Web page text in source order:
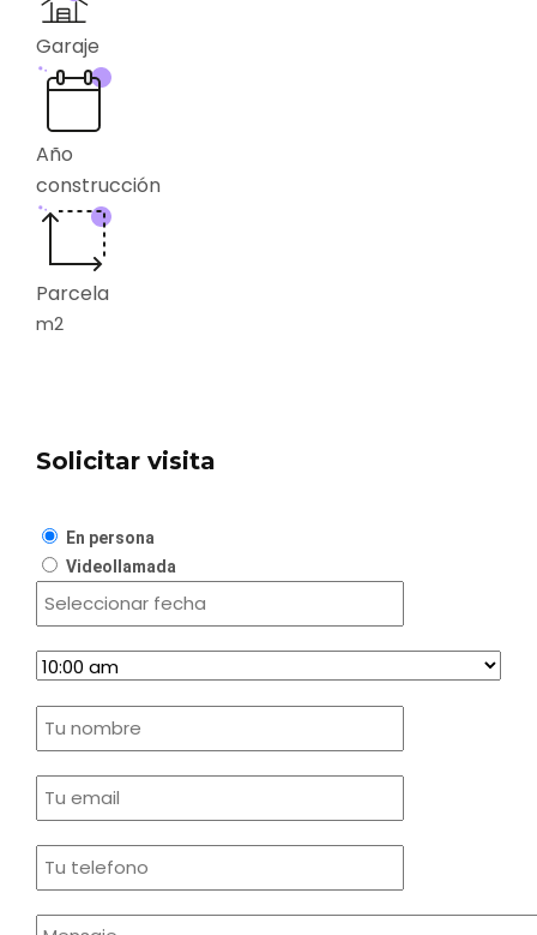
Garaje
Año
construcción
Parcela
m2
Solicitar visita
En persona
Videollamada